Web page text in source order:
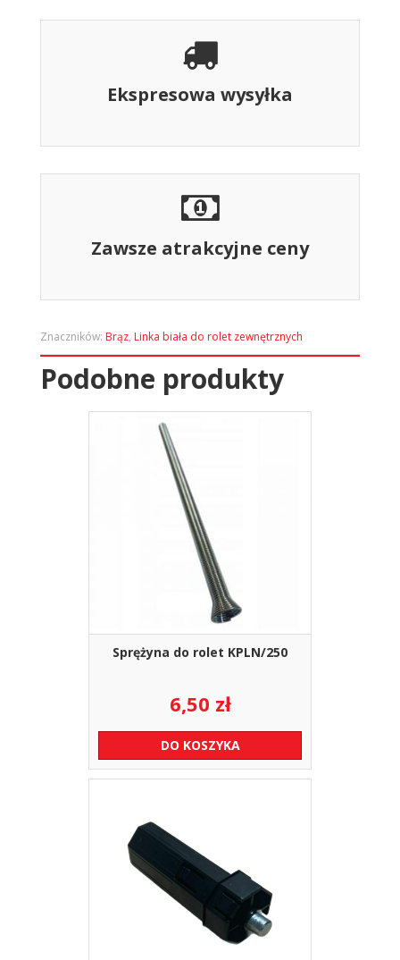
Ekspresowa wysyłka
Zawsze atrakcyjne ceny
Znaczników: Brąz, Linka biała do rolet zewnętrznych
Podobne produkty
Sprężyna do rolet KPLN/250
6,50 zł
DO KOSZYKA